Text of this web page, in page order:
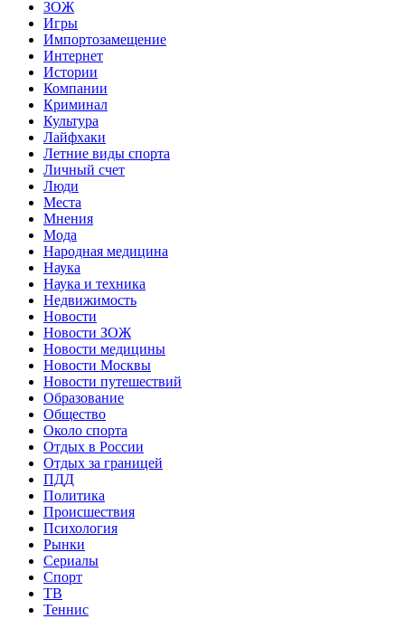
ЗОЖ
Игры
Импортозамещение
Интернет
Истории
Компании
Криминал
Культура
Лайфхаки
Летние виды спорта
Личный счет
Люди
Места
Мнения
Мода
Народная медицина
Наука
Наука и техника
Недвижимость
Новости
Новости ЗОЖ
Новости медицины
Новости Москвы
Новости путешествий
Образование
Общество
Около спорта
Отдых в России
Отдых за границей
ПДД
Политика
Происшествия
Психология
Рынки
Сериалы
Спорт
ТВ
Теннис